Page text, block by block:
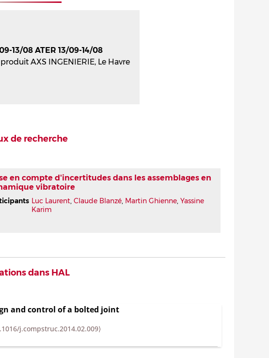
13/08 ATER 13/09-14/08
AXS INGENIERIE, Le Havre
de recherche
en compte d'incertitudes dans les assemblages en
vibratoire
Luc Laurent, Claude Blanzé, Martin Ghienne, Yassine
Karim
dans HAL
and control of a bolted joint
j.compstruc.2014.02.009⟩